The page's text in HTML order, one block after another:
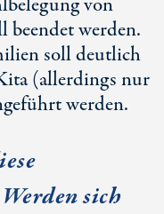
beendet werden.
soll deutlich
(allerdings nur
werden.
sich